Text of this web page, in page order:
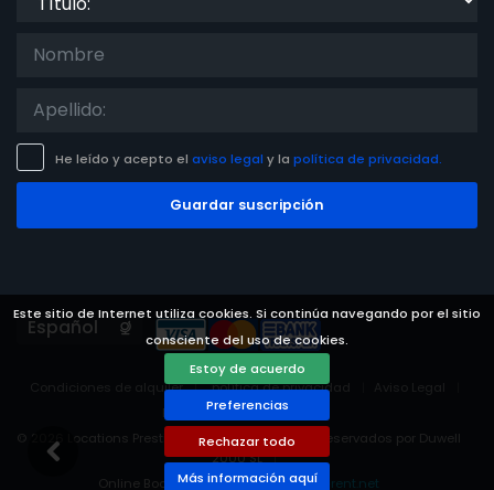
Este sitio de Internet utiliza cookies. Si continúa navegando por el sitio
consciente del uso de cookies.
Estoy de acuerdo
Preferencias
Rechazar todo
Más información aquí
He leído y acepto el aviso legal y la política de privacidad.
Guardar suscripción
Languages
Condiciones de alquiler política de privacidad
Preferencias de cookies
© 2026 Locations Prestige -Todos los derechos reservados por Duwell
2000 SL
Online Booking System Powered by
i-rent.net